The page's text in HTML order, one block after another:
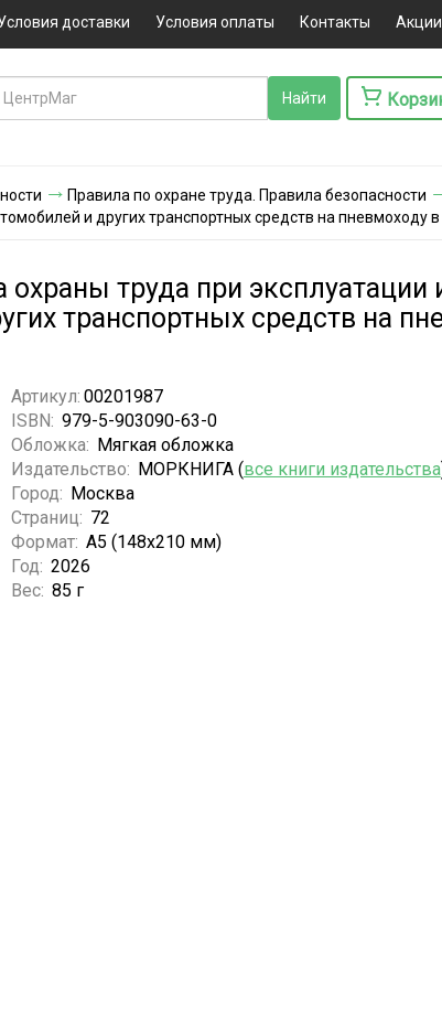
доставки Условия оплаты Контакты
Правила по охране труда. Правила безопасности
и других транспортных средств на пневмоходу
труда при эксплуатации
транспортных средств на
Артикул: 00201987
ISBN: 979-5-903090-63-0
Обложка: Мягкая обложка
Издательство: МОРКНИГА (все книги издательства
Город: Москва
Страниц: 72
Формат: А5 (148x210 мм)
Год: 2026
Вес: 85 г